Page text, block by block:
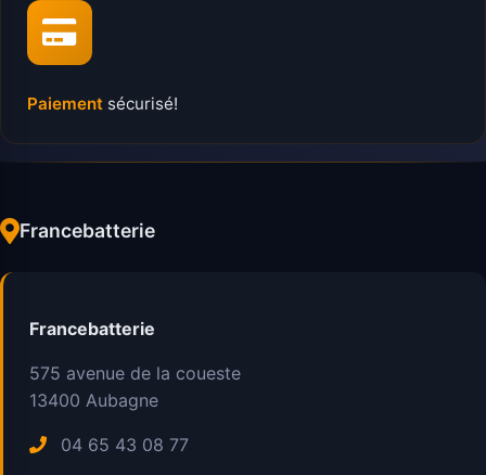
Paiement sécurisé!
Francebatterie
Francebatterie
575 avenue de la coueste
13400 Aubagne
04 65 43 08 77